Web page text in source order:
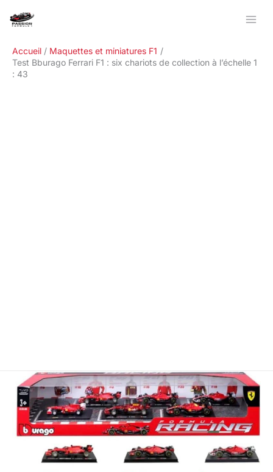
Accueil
Maquettes et miniatures F1
Test Bburago Ferrari F1 : six chariots de collection à l’échelle 1
: 43